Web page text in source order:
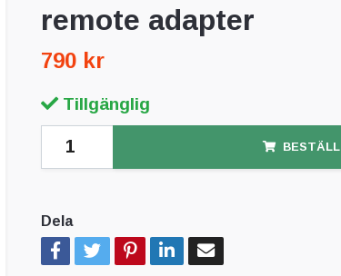
remote adapter
790 kr
Tillgänglig
BESTÄLL
Dela